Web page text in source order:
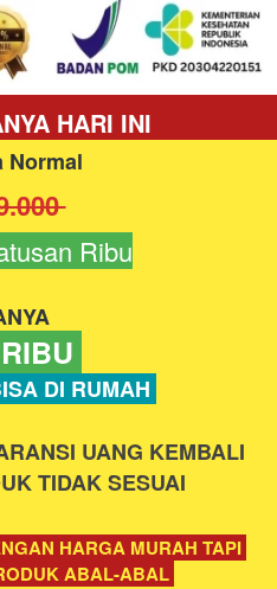
HARI INI
Normal
Ribu
DI RUMAH
UANG KEMBALI
TIDAK SESUAI
HARGA MURAH TAPI
ABAL-ABAL